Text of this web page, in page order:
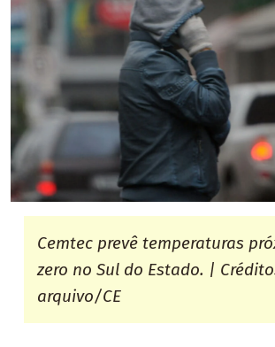
Cemtec prevê temperaturas
zero no Sul do Estado. |
arquivo/CE